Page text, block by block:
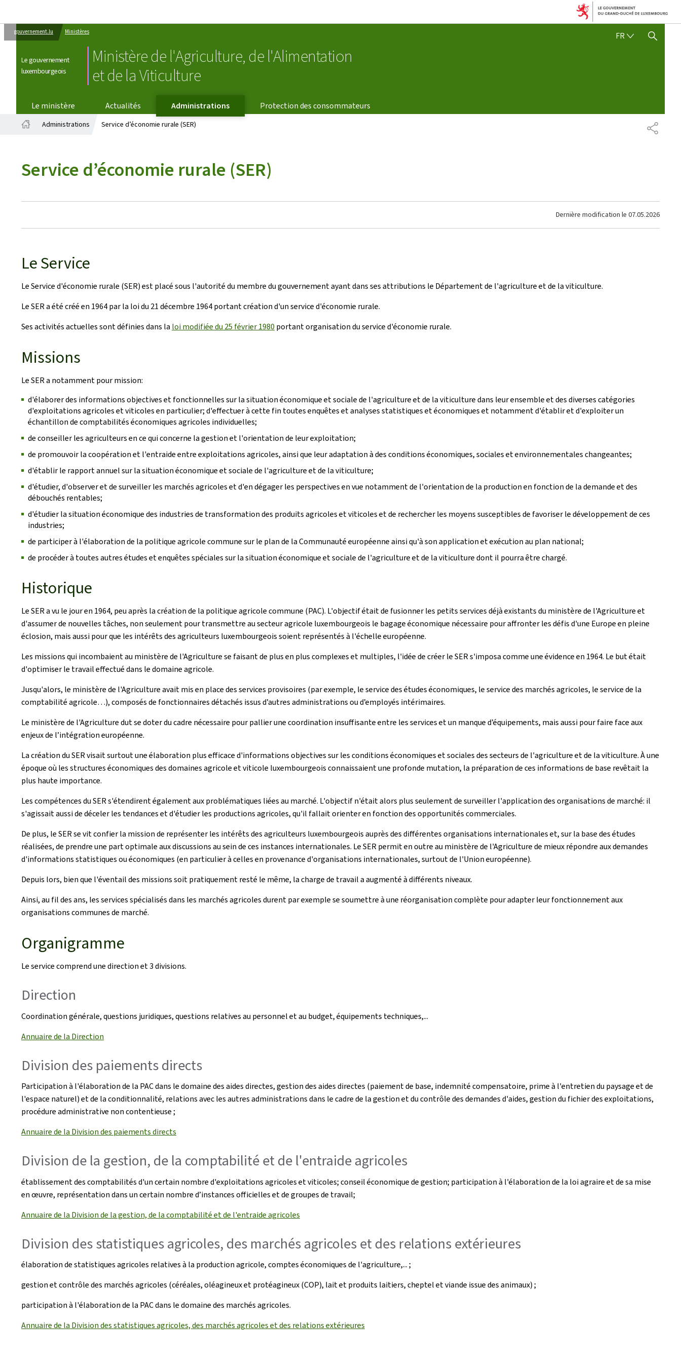
gouvernement.lu Ministères
Le gouvernement
luxembourgeois
Ministère de l'Agriculture, de l'Alimentation
et de la Viticulture
FRFRANÇAIS
AFFICHER / MASQUER
Le ministère Actualités Administrations
Protection des consommateurs
Administrations Service d’économie rurale (SER)
Service d’économie rurale (SER)
Dernière modification le 07.05.2026
Le Service
Le Service d'économie rurale (SER) est placé sous l'autorité du membre du gouvernement ayant dans ses attributions le Département de l'agriculture et de la viticulture.
Le SER a été créé en 1964 par la loi du 21 décembre 1964 portant création d'un service d'économie rurale.
Ses activités actuelles sont définies dans la loi modifiée du 25 février 1980 portant organisation du service d'économie rurale.
Missions
Le SER a notamment pour mission:
d'élaborer des informations objectives et fonctionnelles sur la situation économique et sociale de l'agriculture et de la viticulture dans leur ensemble et des diverses catégories
d'exploitations agricoles et viticoles en particulier; d'effectuer à cette fin toutes enquêtes et analyses statistiques et économiques et notamment d'établir et d'exploiter un
échantillon de comptabilités économiques agricoles individuelles;
de conseiller les agriculteurs en ce qui concerne la gestion et l'orientation de leur exploitation;
de promouvoir la coopération et l'entraide entre exploitations agricoles, ainsi que leur adaptation à des conditions économiques, sociales et environnementales changeantes;
d'établir le rapport annuel sur la situation économique et sociale de l'agriculture et de la viticulture;
d'étudier, d'observer et de surveiller les marchés agricoles et d'en dégager les perspectives en vue notamment de l'orientation de la production en fonction de la demande et des
débouchés rentables;
d'étudier la situation économique des industries de transformation des produits agricoles et viticoles et de rechercher les moyens susceptibles de favoriser le développement de ces
industries;
de participer à l'élaboration de la politique agricole commune sur le plan de la Communauté européenne ainsi qu'à son application et exécution au plan national;
de procéder à toutes autres études et enquêtes spéciales sur la situation économique et sociale de l'agriculture et de la viticulture dont il pourra être chargé.
Historique
Le SER a vu le jour en 1964, peu après la création de la politique agricole commune (PAC). L'objectif était de fusionner les petits services déjà existants du ministère de l'Agriculture et
d'assumer de nouvelles tâches, non seulement pour transmettre au secteur agricole luxembourgeois le bagage économique nécessaire pour affronter les défis d'une Europe en pleine
éclosion, mais aussi pour que les intérêts des agriculteurs luxembourgeois soient représentés à l'échelle européenne.
Les missions qui incombaient au ministère de l'Agriculture se faisant de plus en plus complexes et multiples, l'idée de créer le SER s'imposa comme une évidence en 1964. Le but était
d'optimiser le travail effectué dans le domaine agricole.
Jusqu'alors, le ministère de l'Agriculture avait mis en place des services provisoires (par exemple, le service des études économiques, le service des marchés agricoles, le service de la
comptabilité agricole…), composés de fonctionnaires détachés issus d’autres administrations ou d’employés intérimaires.
Le ministère de l'Agriculture dut se doter du cadre nécessaire pour pallier une coordination insuffisante entre les services et un manque d’équipements, mais aussi pour faire face aux
enjeux de l’intégration européenne.
La création du SER visait surtout une élaboration plus efficace d'informations objectives sur les conditions économiques et sociales des secteurs de l'agriculture et de la viticulture. À une
époque où les structures économiques des domaines agricole et viticole luxembourgeois connaissaient une profonde mutation, la préparation de ces informations de base revêtait la
plus haute importance.
Les compétences du SER s'étendirent également aux problématiques liées au marché. L'objectif n'était alors plus seulement de surveiller l'application des organisations de marché: il
s'agissait aussi de déceler les tendances et d'étudier les productions agricoles, qu'il fallait orienter en fonction des opportunités commerciales.
De plus, le SER se vit confier la mission de représenter les intérêts des agriculteurs luxembourgeois auprès des différentes organisations internationales et, sur la base des études
réalisées, de prendre une part optimale aux discussions au sein de ces instances internationales. Le SER permit en outre au ministère de l'Agriculture de mieux répondre aux demandes
d'informations statistiques ou économiques (en particulier à celles en provenance d'organisations internationales, surtout de l'Union européenne).
Depuis lors, bien que l'éventail des missions soit pratiquement resté le même, la charge de travail a augmenté à différents niveaux.
Ainsi, au fil des ans, les services spécialisés dans les marchés agricoles durent par exemple se soumettre à une réorganisation complète pour adapter leur fonctionnement aux
organisations communes de marché.
Organigramme
Le service comprend une direction et 3 divisions.
Direction
Coordination générale, questions juridiques, questions relatives au personnel et au budget, équipements techniques,...
Annuaire de la Direction
Division des paiements directs
Participation à l'élaboration de la PAC dans le domaine des aides directes, gestion des aides directes (paiement de base, indemnité compensatoire, prime à l'entretien du paysage et de
l'espace naturel) et de la conditionnalité, relations avec les autres administrations dans le cadre de la gestion et du contrôle des demandes d'aides, gestion du fichier des exploitations,
procédure administrative non contentieuse ;
Annuaire de la Division des paiements directs
Division de la gestion, de la comptabilité et de l'entraide agricoles
établissement des comptabilités d'un certain nombre d'exploitations agricoles et viticoles; conseil économique de gestion; participation à l'élaboration de la loi agraire et de sa mise
en œuvre, représentation dans un certain nombre d’instances officielles et de groupes de travail;
Annuaire de la Division de la gestion, de la comptabilité et de l'entraide agricoles
Division des statistiques agricoles, des marchés agricoles et des relations extérieures
élaboration de statistiques agricoles relatives à la production agricole, comptes économiques de l'agriculture,... ;
gestion et contrôle des marchés agricoles (céréales, oléagineux et protéagineux (COP), lait et produits laitiers, cheptel et viande issue des animaux) ;
participation à l'élaboration de la PAC dans le domaine des marchés agricoles.
Annuaire de la Division des statistiques agricoles, des marchés agricoles et des relations extérieures